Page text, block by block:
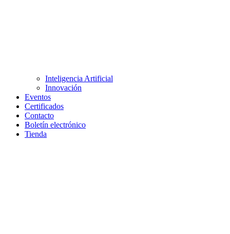
Inteligencia Artificial
Innovación
Eventos
Certificados
Contacto
Boletín electrónico
Tienda